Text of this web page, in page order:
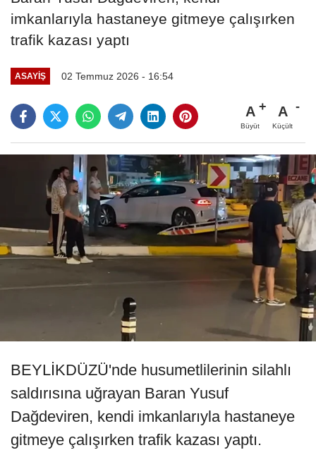
imkanlarıyla hastaneye gitmeye çalışırken
trafik kazası yaptı
ASAYIŞ 02 Temmuz 2026 - 16:54
A
Büyüt
A
Küçült
BEYLİKDÜZÜ'nde husumetlilerinin silahlı
saldırısına uğrayan Baran Yusuf
Dağdeviren, kendi imkanlarıyla hastaneye
gitmeye çalışırken trafik kazası yaptı.